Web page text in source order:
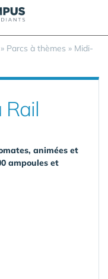
» Parcs à thèmes » Midi-
Rail
animées et
ampoules et